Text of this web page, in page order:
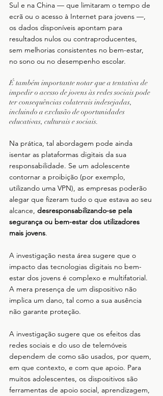
Sul e na China — que limitaram o tempo de
ecrã ou o acesso à Internet para jovens —,
os dados disponíveis apontam para
resultados nulos ou contraproducentes,
sem melhorias consistentes no bem-estar,
no sono ou no desempenho escolar.
É também importante notar que a tentativa de
impedir o acesso de jovens às redes sociais pode
ter consequências colaterais indesejadas,
incluindo a exclusão de oportunidades
educativas, culturais e sociais.
Na prática, tal abordagem pode ainda
isentar as plataformas digitais da sua
responsabilidade. Se um adolescente
contornar a proibição (por exemplo,
utilizando uma VPN), as empresas poderão
alegar que fizeram tudo o que estava ao seu
alcance, desresponsabilizando-se pela
segurança ou bem-estar dos utilizadores
mais jovens.
A investigação nesta área sugere que o
impacto das tecnologias digitais no bem-
estar dos jovens é complexo e multifatorial.
A mera presença de um dispositivo não
implica um dano, tal como a sua ausência
não garante proteção.
A investigação sugere que os efeitos das
redes sociais e do uso de telemóveis
dependem de como são usados, por quem,
em que contexto, e com que apoio. Para
muitos adolescentes, os dispositivos são
ferramentas de apoio social, aprendizagem,